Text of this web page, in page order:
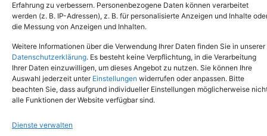
Erfahrung zu verbessern. Personenbezogene Daten können verarbeitet
werden (z. B. IP-Adressen), z. B. für personalisierte Anzeigen und Inhalte
die Messung von Anzeigen und Inhalten.
Weitere Informationen über die Verwendung Ihrer Daten finden Sie in unserer
Datenschutzerklärung. Es besteht keine Verpflichtung, in die Verarbeitung
Ihrer Daten einzuwilligen, um dieses Angebot zu nutzen. Sie können Ihre
Auswahl jederzeit unter Einstellungen widerrufen oder anpassen. Bitte
beachten Sie, dass aufgrund individueller Einstellungen möglicherweise
alle Funktionen der Website verfügbar sind.
Dienste verwalten
Copyright © 2024. Alle Rechte vorbehalten.
Tel.: (02651) - 77438info@tierheim-mayen.de
In der Pluns 1, 56727 Mayen